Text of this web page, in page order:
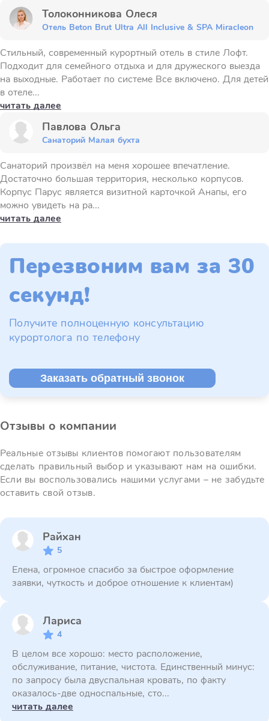
Толоконникова Олеся
Отель Beton Brut Ultra All Inclusive & SPA Miracleon
Стильный, современный курортный отель в стиле Лофт.
Подходит для семейного отдыха и для дружеского выезда
на выходные. Работает по системе Все включено. Для детей
в отеле...
читать далее
Павлова Ольга
Санаторий Малая бухта
Санаторий произвёл на меня хорошее впечатление.
Достаточно большая территория, несколько корпусов.
Корпус Парус является визитной карточкой Анапы, его
можно увидеть на ра...
читать далее
Перезвоним вам за 30
секунд!
Получите полноценную консультацию
курортолога по телефону
Заказать обратный звонок
Отзывы о компании
Реальные отзывы клиентов помогают пользователям
сделать правильный выбор и указывают нам на ошибки.
Если вы воспользовались нашими услугами – не забудьте
оставить свой отзыв.
Райхан
5
Елена, огромное спасибо за быстрое оформление
заявки, чуткость и доброе отношение к клиентам)
Лариса
4
В целом все хорошо: место расположение,
обслуживание, питание, чистота. Единственный минус:
по запросу была двуспальная кровать, по факту
оказалось-две односпальные, сто...
читать далее